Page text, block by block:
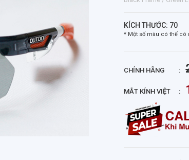
KÍCH THƯỚC: 70
* Một số màu có thể có
CHÍNH HÃNG
MẮT KÍNH VIỆT